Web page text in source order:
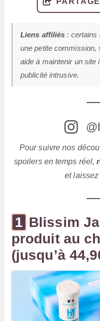
Liens affiliés : certains
une petite commission,
aide à maintenir un site
publicité intrusive.
Pour suivre nos
spoilers en temps réel,
et laissez
Blissim
produit au
(jusqu’à